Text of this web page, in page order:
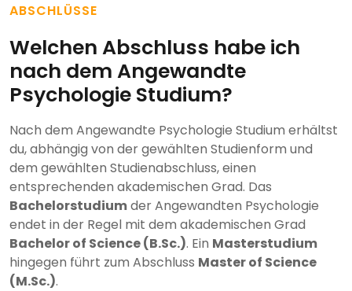
ABSCHLÜSSE
Welchen Abschluss habe ich
nach dem Angewandte
Psychologie Studium?
Nach dem Angewandte Psychologie Studium erhältst
du, abhängig von der gewählten Studienform und
dem gewählten Studienabschluss, einen
entsprechenden akademischen Grad. Das
Bachelorstudiumder Angewandten Psychologie
endet in der Regel mit dem akademischen Grad
Bachelor of Science (B.Sc.). Ein Masterstudium
hingegen führt zum Abschluss Master of Science
(M.Sc.).